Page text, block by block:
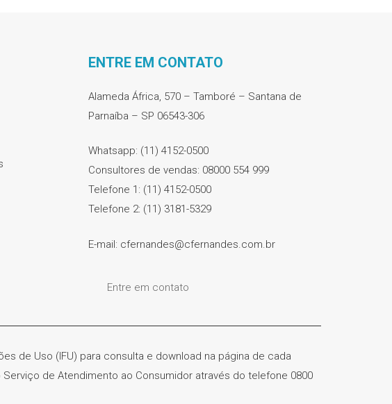
ENTRE EM CONTATO
Alameda África, 570 – Tamboré – Santana de
Parnaíba – SP 06543-306
Whatsapp: (11) 4152-0500
Consultores de vendas: 08000 554 999
Telefone 1: (11) 4152-0500
Telefone 2: (11) 3181-5329
E-mail: cfernandes@cfernandes.com.br
Entre em contato
de Uso (IFU) para consulta e download na página de cada
de Atendimento ao Consumidor através do telefone 0800